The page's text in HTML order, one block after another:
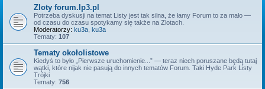
Zloty forum.lp3.pl
Potrzeba dyskusji na temat Listy jest tak silna, że łamy Forum to za mało —
od czasu do czasu spotykamy się także na Zlotach.
Moderatorzy: ku3a ku3a
Tematy: 107
Tematy okołolistowe
Kiedyś to było „Pierwsze uruchomienie...” — teraz niech poruszane będą tutaj
wątki, które nijak nie pasują do innych tematów Forum. Taki Hyde Park Listy
Trójki
Tematy: 756